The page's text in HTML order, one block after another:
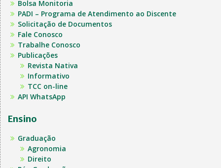
Bolsa Monitoria
PADI – Programa de Atendimento ao Discente
Solicitação de Documentos
Fale Conosco
Trabalhe Conosco
Publicações
Revista Nativa
Informativo
TCC on-line
API WhatsApp
Ensino
Graduação
Agronomia
Direito